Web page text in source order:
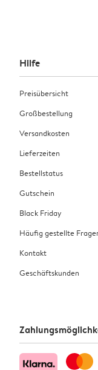
Hilfe
Preisübersicht
Großbestellung
Versandkosten
Lieferzeiten
Bestellstatus
Gutschein
Black Friday
Häufig gestellte
Kontakt
Geschäftskunden